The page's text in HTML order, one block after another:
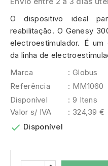
O dispositivo ideal
reabilitação. O Genesy
electroestimulador. É
da linha de
Marca
: Globus
Referência
: MM1060
Disponível
: 9 Itens
Valor s/ IVA
: 324,39 €
 Disponível